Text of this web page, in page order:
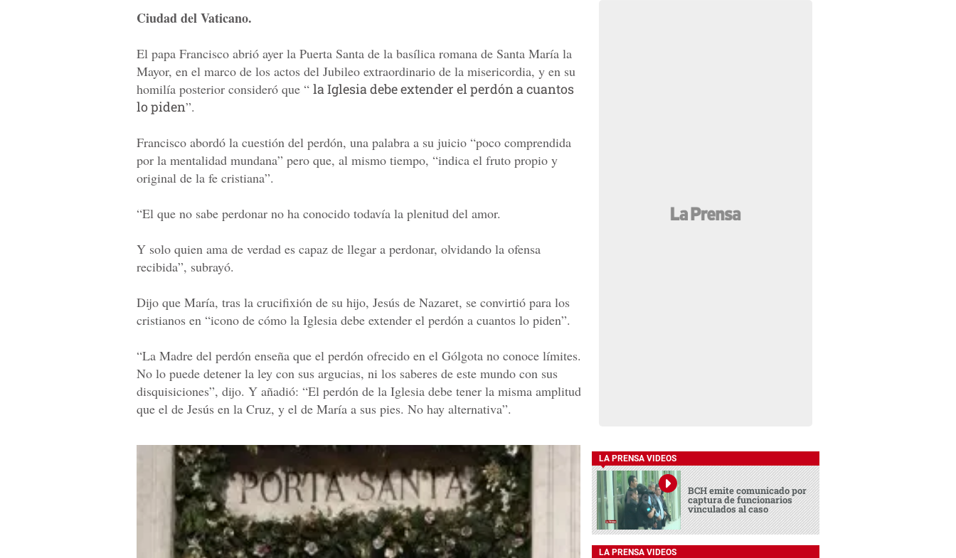
Ciudad del Vaticano.
El papa Francisco abrió ayer la Puerta Santa de la basílica romana de Santa María la
Mayor, en el marco de los actos del Jubileo extraordinario de la misericordia, y en su
homilía posterior consideró que “ la Iglesia debe extender el perdón a cuantos
lo piden”.
Francisco abordó la cuestión del perdón, una palabra a su juicio “poco comprendida
por la mentalidad mundana” pero que, al mismo tiempo, “indica el fruto propio y
original de la fe cristiana”.
“El que no sabe perdonar no ha conocido todavía la plenitud del amor.
Y solo quien ama de verdad es capaz de llegar a perdonar, olvidando la ofensa
recibida”, subrayó.
Dijo que María, tras la crucifixión de su hijo, Jesús de Nazaret, se convirtió para los
cristianos en “icono de cómo la Iglesia debe extender el perdón a cuantos lo piden”.
“La Madre del perdón enseña que el perdón ofrecido en el Gólgota no conoce límites.
No lo puede detener la ley con sus argucias, ni los saberes de este mundo con sus
disquisiciones”, dijo. Y añadió: “El perdón de la Iglesia debe tener la misma amplitud
que el de Jesús en la Cruz, y el de María a sus pies. No hay alternativa”.
LA PRENSA VIDEOS
BCH emite comunicado por
captura de funcionarios
vinculados al caso
LA PRENSA VIDEOS